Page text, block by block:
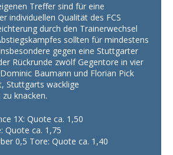
Treffer sind für eine
individuellen Qualität des FCS
durch den Trainerwechsel
sollten für mindestens
gegen eine Stuttgarter
Rückrunde zwölf Gegentore in vier
Baumann und Florian Pick
Stuttgarts wacklige
knacken.
1X: Quote ca. 1,50
Quote ca. 1,75
0,5 Tore: Quote ca. 1,40